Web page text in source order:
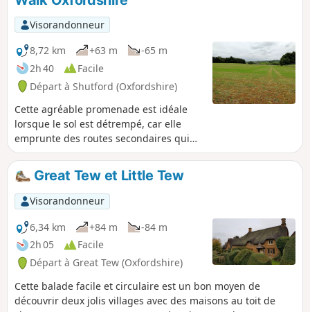
Visorandonneur
8,72 km
+63 m
-65 m
2h 40
Facile
Départ à Shutford (Oxfordshire)
Cette agréable promenade est idéale
lorsque le sol est détrempé, car elle
emprunte des routes secondaires qui
partent de Shutford et traversent
Balscote. Elle offre un beau point de vue
sur des étangs où vivent de nombreux
oiseaux, juste avant de traverser l'A422
Stratford Road et de revenir à Shutford
via Five Ways.
Great Tew et Little Tew
Visorandonneur
6,34 km
+84 m
-84 m
2h 05
Facile
Départ à Great Tew (Oxfordshire)
Cette balade facile et circulaire est un bon moyen de
découvrir deux jolis villages avec des maisons au toit de